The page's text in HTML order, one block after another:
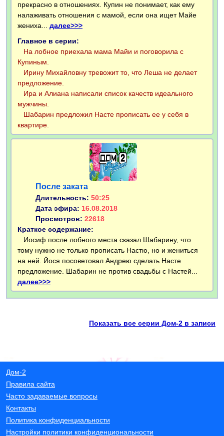
прекрасно в отношениях. Купин не понимает, как ему
налаживать отношения с мамой, если она ищет Майе
жениха... далее>>>
Главное в серии:
На лобное приехала мама Майи и поговорила с
Купиным.
Ирину Михайловну тревожит то, что Леша не делает
предложение.
Ира и Алиана написали список качеств идеального
мужчины.
Шабарин предложил Насте прописать ее у себя в
квартире.
После заката
Длительность: 50:25
Дата эфира: 16.08.2018
Просмотров: 22618
Краткое содержание:
Иосиф после лобного места сказал Шабарину, что
тому нужно не только прописать Настю, но и жениться
на ней. Йося посоветовал Андрею сделать Насте
предложение. Шабарин не против свадьбы с Настей...
далее>>>
Показать все серии Дом-2 в записи
Дом-2
Правила сайта
Часто задаваемые вопросы
Контакты
Политика конфиденциальности
Настройки политики конфиденциональности